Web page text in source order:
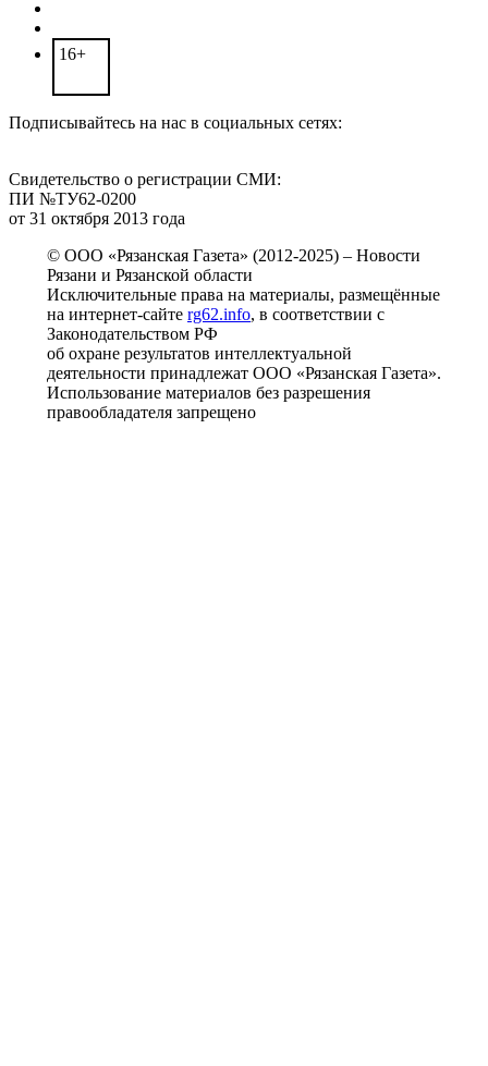
16+
Подписывайтесь на нас в социальных сетях:
Свидетельство о регистрации СМИ:
ПИ №ТУ62-0200
от 31 октября 2013 года
© ООО «Рязанская Газета» (2012-2025) – Новости
Рязани и Рязанской области
Исключительные права на материалы, размещённые
на интернет-сайте rg62.info, в соответствии с
Законодательством РФ
об охране результатов интеллектуальной
деятельности принадлежат ООО «Рязанская Газета».
Использование материалов без разрешения
правообладателя запрещено